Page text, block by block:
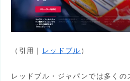
（引用｜ レッドブル ）
レッドブル・ジャパンでは多くの